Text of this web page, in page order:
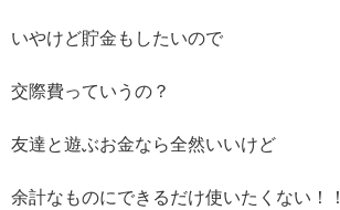
いやけど貯金もしたいので
交際費っていうの？
友達と遊ぶお金なら全然いいけど
余計なものにできるだけ使いたくない！！